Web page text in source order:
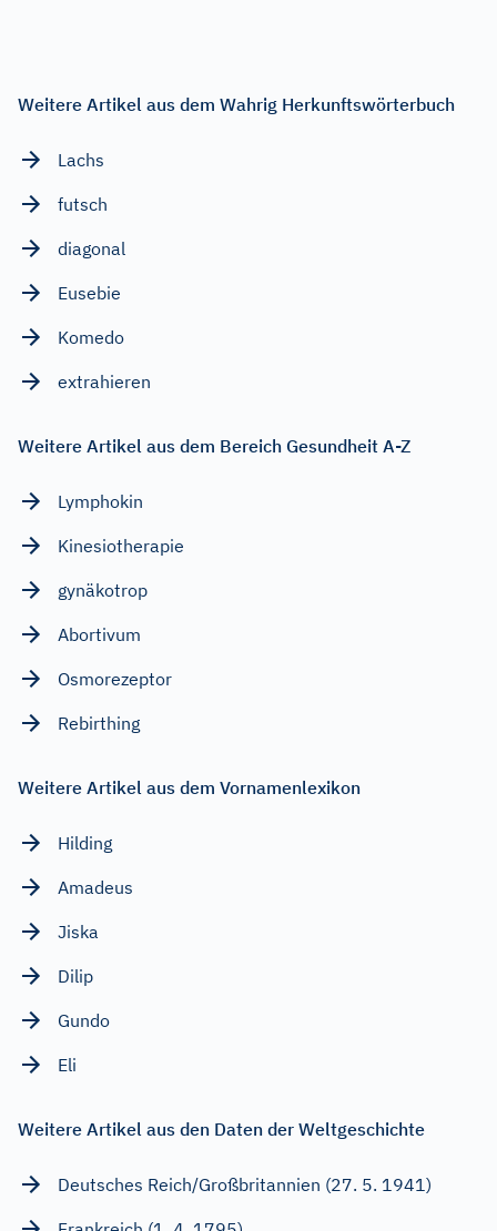
Weitere Artikel aus dem Wahrig Herkunftswörterbuch
Lachs
futsch
diagonal
Eusebie
Komedo
extrahieren
Weitere Artikel aus dem Bereich Gesundheit A-Z
Lymphokin
Kinesiotherapie
gynäkotrop
Abortivum
Osmorezeptor
Rebirthing
Weitere Artikel aus dem Vornamenlexikon
Hilding
Amadeus
Jiska
Dilip
Gundo
Eli
Weitere Artikel aus den Daten der Weltgeschichte
Deutsches Reich/Großbritannien (27. 5. 1941)